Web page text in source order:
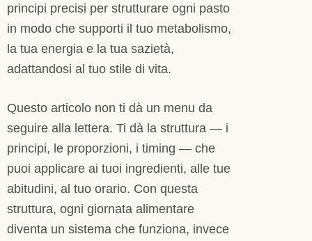
principi precisi per strutturare ogni pasto
in modo che supporti il tuo metabolismo,
la tua energia e la tua sazietà,
adattandosi al tuo stile di vita.
Questo articolo non ti dà un menu da
seguire alla lettera. Ti dà la struttura — i
principi, le proporzioni, i timing — che
puoi applicare ai tuoi ingredienti, alle tue
abitudini, al tuo orario. Con questa
struttura, ogni giornata alimentare
diventa un sistema che funziona, invece